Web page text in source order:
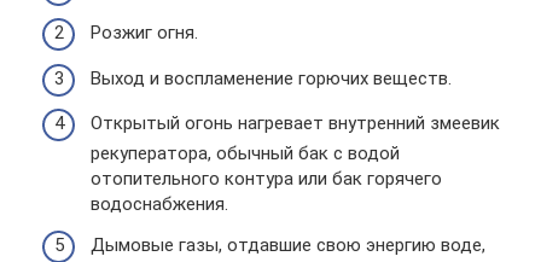
Розжиг огня.
Выход и воспламенение горючих веществ.
Открытый огонь нагревает внутренний змеевик
рекуператора, обычный бак с водой
отопительного контура или бак горячего
водоснабжения.
Дымовые газы, отдавшие свою энергию воде,